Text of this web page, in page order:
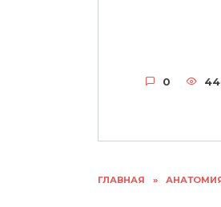
ГЛАВНАЯ »
0